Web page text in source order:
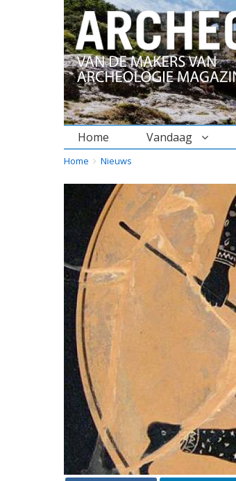
Home Vandaag
BREADCRUMBS
YOU
Home Nieuws